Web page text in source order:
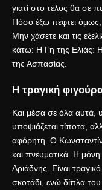
γιατί στο τέλος θα σε
Πόσο έξω πέφτει όμως;
Μην χάσετε και τις
κάτω: Η Γη της Ελιάς:
της Ασπασίας.
Η τραγική
Και μέσα σε όλα αυτά,
υποψιάζεται τίποτα,
αφόρητη. Ο
και πνευματικά. Η
Αριάδνης. Είναι
σκοτάδι, ενώ δίπλα του